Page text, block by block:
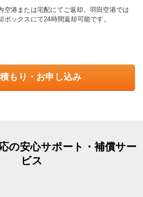
空港または宅配にてご返却。羽田空港では
ボックスにて24時間返却可能です。
もり・お申し込み
の安心サポート・補償サー
ビス